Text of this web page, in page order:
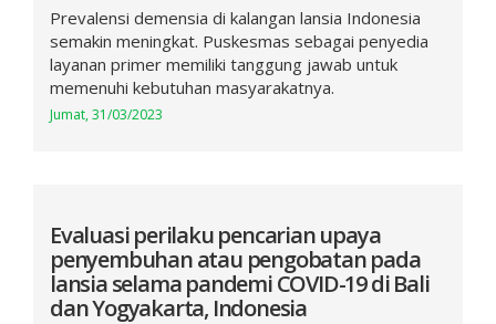
Prevalensi demensia di kalangan lansia Indonesia
semakin meningkat. Puskesmas sebagai penyedia
layanan primer memiliki tanggung jawab untuk
memenuhi kebutuhan masyarakatnya.
Jumat, 31/03/2023
Evaluasi perilaku pencarian upaya
penyembuhan atau pengobatan pada
lansia selama pandemi COVID-19 di Bali
dan Yogyakarta, Indonesia